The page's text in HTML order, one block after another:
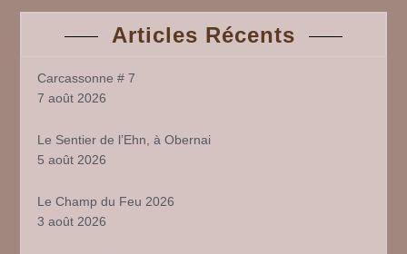
Articles Récents
Carcassonne # 7
7 août 2026
Le Sentier de l’Ehn, à Obernai
5 août 2026
Le Champ du Feu 2026
3 août 2026